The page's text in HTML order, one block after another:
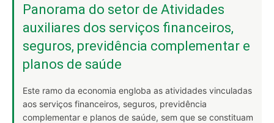
Panorama do setor de Atividades
auxiliares dos serviços financeiros,
seguros, previdência complementar e
planos de saúde
Este ramo da economia engloba as atividades vinculadas
aos serviços financeiros, seguros, previdência
complementar e planos de saúde, sem que se constituam